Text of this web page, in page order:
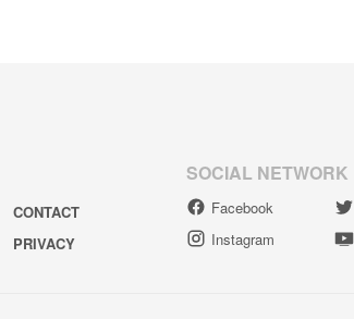
CONTACT
PRIVACY
SOCIAL NETWORK
Facebook
Instagram